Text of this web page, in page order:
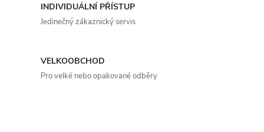
INDIVIDUÁLNÍ PŘÍSTUP
Jedinečný zákaznický servis
VELKOOBCHOD
Pro velké nebo opakované odběry